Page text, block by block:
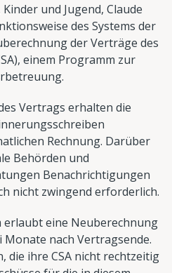
und Jugend, Claude
des Systems der
der Verträge des
einem Programm zur
Vertrags erhalten die
Rechnung. Darüber
Behörden und
Benachrichtigungen
nicht zwingend erforderlich.
eine Neuberechnung
Monate nach Vertragsende.
die ihre CSA nicht rechtzeitig